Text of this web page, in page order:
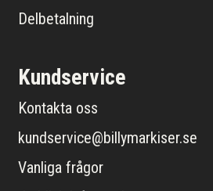
Delbetalning
Kundservice
Kontakta oss
kundservice@billymarkiser.se
Vanliga frågor